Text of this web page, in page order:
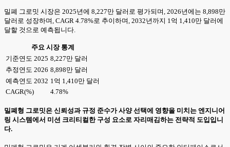
밀폐 그로밋 시장은 2025년에 8,227만 달러로 평가되며, 2026년에는 8,898만
달러로 성장하며, CAGR 4.78%로 추이하며, 2032년까지 1억 1,410만 달러에
달할 것으로 예측됩니다.
주요 시장 통계
기준연도 2025 8,227만 달러
추정연도 2026 8,898만 달러
예측연도 2032 1억 1,410만 달러
CAGR(%)
4.78%
밀폐형 그로밋은 신뢰성과 규정 준수가 사양 선택에 영향을 미치는 엔지니어
링 시스템에서 미션 크리티컬한 구성 요소로 자리매김하는 전략적 도입입니
다.